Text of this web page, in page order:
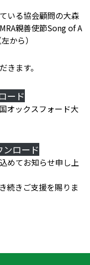
いる協会顧問の大森
親善使節Song of A
から）
ます。
ード
オックスフォード大
ンロード
めてお知らせ申し上
続きご支援を賜りま